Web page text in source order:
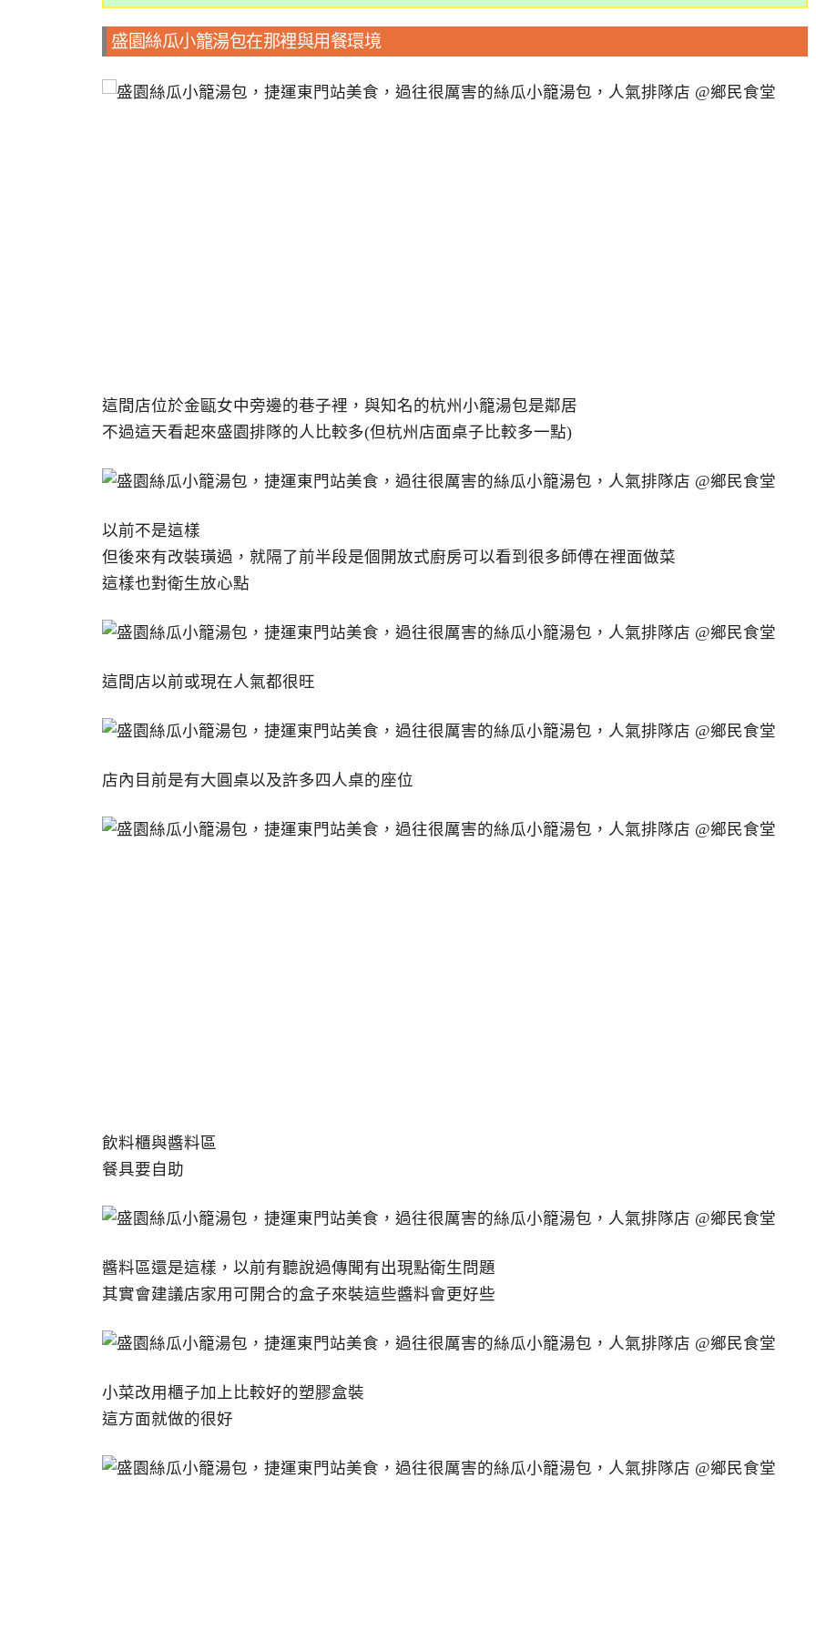
盛園絲瓜小籠湯包在那裡與用餐環境
這間店位於金甌女中旁邊的巷子裡，與知名的杭州小籠湯包是鄰居
不過這天看起來盛園排隊的人比較多(但杭州店面桌子比較多一點)
以前不是這樣
但後來有改裝璜過，就隔了前半段是個開放式廚房可以看到很多師傅在裡面做菜
這樣也對衛生放心點
這間店以前或現在人氣都很旺
店內目前是有大圓桌以及許多四人桌的座位
飲料櫃與醬料區
餐具要自助
醬料區還是這樣，以前有聽說過傳聞有出現點衛生問題
其實會建議店家用可開合的盒子來裝這些醬料會更好些
小菜改用櫃子加上比較好的塑膠盒裝
這方面就做的很好